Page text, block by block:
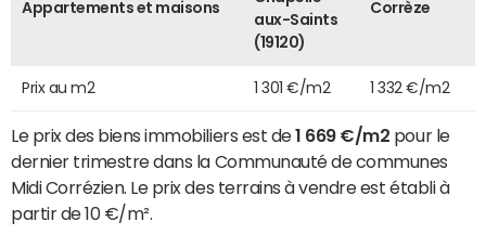
Appartements et maisons
aux-Saints
(19120)
Corrèze
Prix au m2 1 301 €/m2 1 332 €/m2
Le prix des biens immobiliers est de1 669 €/m2 pour le
dernier trimestre dans la Communauté de communes
Midi Corrézien. Le prix des terrains à vendre est établi à
partir de 10 €/m².